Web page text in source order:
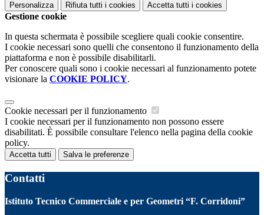
Personalizza Rifiuta tutti i cookies Accetta tutti i cookies
Gestione cookie
In questa schermata è possibile scegliere quali cookie consentire.
I cookie necessari sono quelli che consentono il funzionamento della
piattaforma e non è possibile disabilitarli.
Per conoscere quali sono i cookie necessari al funzionamento potete
visionare la COOKIE POLICY.
Cookie necessari per il funzionamento
I cookie necessari per il funzionamento non possono essere
disabilitati. È possibile consultare l'elenco nella pagina della cookie
policy.
Accetta tutti Salva le preferenze
Contatti
Istituto Tecnico Commerciale e per Geometri “F. Corridoni”